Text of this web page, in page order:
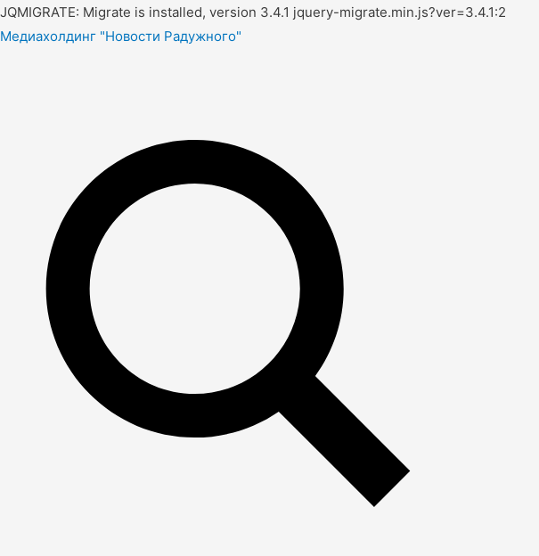
JQMIGRATE: Migrate is installed, version 3.4.1 jquery-migrate.min.js?ver=3.4.1:2
Медиахолдинг "Новости Радужного"